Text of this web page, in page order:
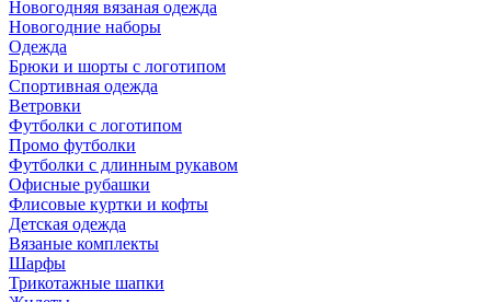
Новогодняя вязаная одежда
Новогодние наборы
Одежда
Брюки и шорты с логотипом
Спортивная одежда
Ветровки
Футболки с логотипом
Промо футболки
Футболки с длинным рукавом
Офисные рубашки
Флисовые куртки и кофты
Детская одежда
Вязаные комплекты
Шарфы
Трикотажные шапки